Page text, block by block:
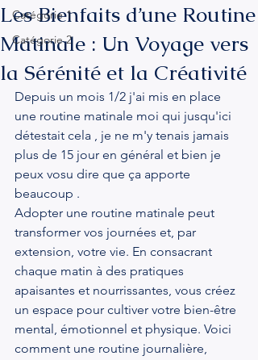
Catégorie 1
Catégorie 2
Les Bienfaits d’une Routine
Matinale : Un Voyage vers
la Sérénité et la Créativité
Depuis un mois 1/2 j'ai mis en place
une routine matinale moi qui jusqu'ici
détestait cela , je ne m'y tenais jamais
plus de 15 jour en général et bien je
peux vosu dire que ça apporte
beaucoup .
Adopter une routine matinale peut
transformer vos journées et, par
extension, votre vie. En consacrant
chaque matin à des pratiques
apaisantes et nourrissantes, vous créez
un espace pour cultiver votre bien-être
mental, émotionnel et physique. Voici
comment une routine journalière,